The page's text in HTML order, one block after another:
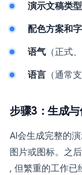
演示文稿类型
配色方案和
语气 （正式
语言 （通常
步骤3：生成与
AI会生成完整的
图片或图标。之
, 但繁重的工作已